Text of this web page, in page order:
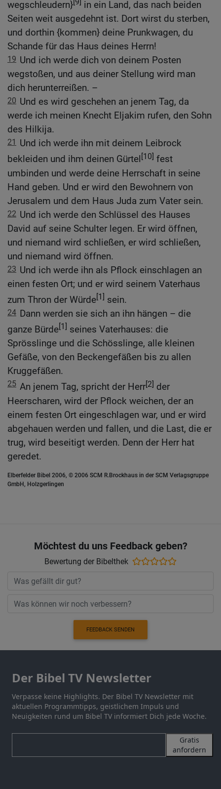
wegschleudern}
in ein Land, das nach beiden
Seiten weit ausgedehnt ist. Dort wirst du sterben,
und dorthin {kommen} deine Prunkwagen, du
Schande für das Haus deines Herrn!
19 Und ich werde dich von deinem Posten
wegstoßen, und aus deiner Stellung wird man
dich herunterreißen. –
20 Und es wird geschehen an jenem Tag, da
werde ich meinen Knecht Eljakim rufen, den Sohn
des Hilkija.
21
Und ich werde ihn mit deinem Leibrock
bekleiden und ihm deinen Gürtel [10] fest
umbinden und werde deine Herrschaft in seine
Hand geben. Und er wird den Bewohnern von
Jerusalem und dem Haus Juda zum Vater sein.
22 Und ich werde den Schlüssel des Hauses
David auf seine Schulter legen. Er wird öffnen,
und niemand wird schließen, er wird schließen,
und niemand wird öffnen.
23 Und ich werde ihn als Pflock einschlagen an
einen festen Ort; und er wird seinem Vaterhaus
zum Thron der Würde[1] sein.
24 Dann werden sie sich an ihn hängen – die
ganze Bürde[1] seines Vaterhauses: die
Sprösslinge und die Schösslinge, alle kleinen
Gefäße, von den Beckengefäßen bis zu allen
Kruggefäßen.
25 An jenem Tag, spricht der Herr[2] der
Heerscharen, wird der Pflock weichen, der an
einem festen Ort eingeschlagen war, und er wird
abgehauen werden und fallen, und die Last, die er
trug, wird beseitigt werden. Denn der Herr hat
geredet.
Elberfelder Bibel 2006, © 2006 SCM R.Brockhaus in der SCM Verlagsgruppe
GmbH, Holzgerlingen
Möchtest du uns Feedback geben?
Bewertung der Bibelthek
FEEDBACK SENDEN
Der Bibel TV Newsletter
Verpasse keine Highlights. Der Bibel TV Newsletter mit
aktuellen Programmtipps, geistlichem Impuls und
Neuigkeiten rund um Bibel TV informiert Dich jede Woche.
Gratis
anfordern